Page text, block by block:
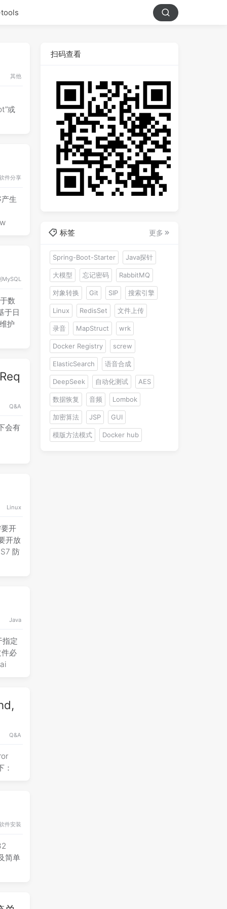
其他
或
件分享
生
MySQL
数
于日
护
Q&A
会有
Linux
开
开放
防
Java
定
必
Q&A
件安装
简单
扫码查看
标签 更多
Spring-Boot-Starter Java探针
大模型 忘记密码 RabbitMQ
对象转换 Git SIP 搜索引擎
Linux RedisSet 文件上传
录音 MapStruct wrk
Docker Registry screw
ElasticSearch 语音合成
DeepSeek 自动化测试 AES
数据恢复 音频 Lombok
加密算法 JSP GUI
模版方法模式 Docker hub